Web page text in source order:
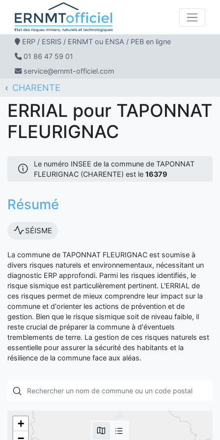
ERP / ESRIS / ERNMT ou ENSA / PEB en ligne
01 86 47 59 01
service@ernmt-officiel.com
ERNMT Officiel
ERRIAL
CHARENTE
TAPONNAT FLEURIGNAC
ERRIAL pour TAPONNAT
FLEURIGNAC
Le numéro INSEE de la commune de TAPONNAT
FLEURIGNAC (CHARENTE) est le 16379
Résumé
SÉISME
La commune de TAPONNAT FLEURIGNAC est soumise à
divers risques naturels et environnementaux, nécessitant un
diagnostic ERP approfondi. Parmi les risques identifiés, le
risque sismique est particulièrement pertinent. L'ERRIAL de
ces risques permet de mieux comprendre leur impact sur la
commune et d'orienter les actions de prévention et de
gestion. Bien que le risque sismique soit de niveau faible, il
reste crucial de préparer la commune à d'éventuels
tremblements de terre. La gestion de ces risques naturels est
essentielle pour assurer la sécurité des habitants et la
résilience de la commune face aux aléas.
+